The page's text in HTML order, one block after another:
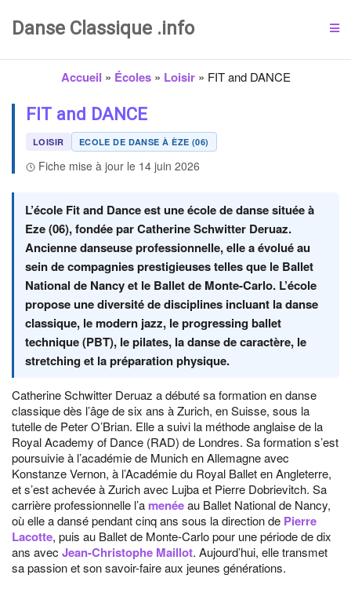
Danse Classique .info
Accueil » Écoles» Loisir» FIT and DANCE
FIT and DANCE
LOISIR ECOLE DE DANSE À ÈZE (06)
Fiche mise à jour le 14 juin 2026
L’école Fit and Dance est une école de danse située à
Eze (06), fondée par Catherine Schwitter Deruaz.
Ancienne danseuse professionnelle, elle a évolué au
sein de compagnies prestigieuses telles que le Ballet
National de Nancy et le Ballet de Monte-Carlo. L’école
propose une diversité de disciplines incluant la danse
classique, le modern jazz, le progressing ballet
technique (PBT), le pilates, la danse de caractère, le
stretching et la préparation physique.
Catherine Schwitter Deruaz a débuté sa formation en danse
classique dès l’âge de six ans à Zurich, en Suisse, sous la
tutelle de Peter O’Brian. Elle a suivi la méthode anglaise de la
Royal Academy of Dance (RAD) de Londres. Sa formation s’est
poursuivie à l’académie de Munich en Allemagne avec
Konstanze Vernon, à l’Académie du Royal Ballet en Angleterre,
et s’est achevée à Zurich avec Lujba et Pierre Dobrievitch. Sa
carrière professionnelle l’a menéeau Ballet National de Nancy,
où elle a dansé pendant cinq ans sous la direction de Pierre
Lacotte, puis au Ballet de Monte-Carlo pour une période de dix
ans avec Jean-Christophe Maillot. Aujourd’hui, elle transmet
sa passion et son savoir-faire aux jeunes générations.